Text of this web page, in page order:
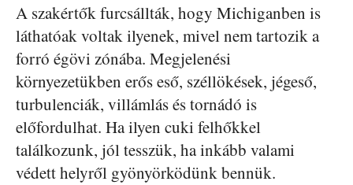
A szakértők furcsállták, hogy Michiganben is
láthatóak voltak ilyenek, mivel nem tartozik a
forró égövi zónába. Megjelenési
környezetükben erős eső, széllökések, jégeső,
turbulenciák, villámlás és tornádó is
előfordulhat. Ha ilyen cuki felhőkkel
találkozunk, jól tesszük, ha inkább valami
védett helyről gyönyörködünk bennük.